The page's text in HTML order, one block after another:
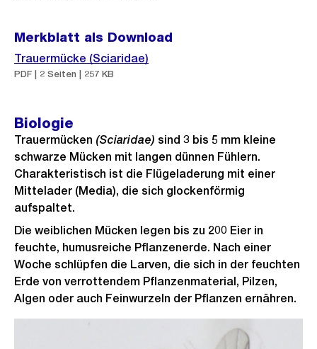
Merkblatt als Download
Trauermücke (Sciaridae)
PDF | 2 Seiten | 257 KB
Biologie
Trauermücken (Sciaridae) sind 3 bis 5 mm kleine
schwarze Mücken mit langen dünnen Fühlern.
Charakteristisch ist die Flügeladerung mit einer
Mittelader (Media), die sich glockenförmig
aufspaltet.
Die weiblichen Mücken legen bis zu 200 Eier in
feuchte, humusreiche Pflanzenerde. Nach einer
Woche schlüpfen die Larven, die sich in der feuchten
Erde von verrottendem Pflanzenmaterial, Pilzen,
Algen oder auch Feinwurzeln der Pflanzen ernähren.